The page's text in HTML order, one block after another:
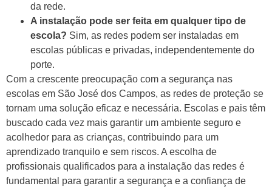
da rede.
A instalação pode ser feita em qualquer tipo de
escola? Sim, as redes podem ser instaladas em
escolas públicas e privadas, independentemente do
porte.
Com a crescente preocupação com a segurança nas
escolas em São José dos Campos, as redes de proteção se
tornam uma solução eficaz e necessária. Escolas e pais têm
buscado cada vez mais garantir um ambiente seguro e
acolhedor para as crianças, contribuindo para um
aprendizado tranquilo e sem riscos. A escolha de
profissionais qualificados para a instalação das redes é
fundamental para garantir a segurança e a confiança de